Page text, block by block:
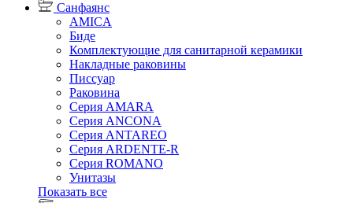
Санфаянс
AMICA
Биде
Комплектующие для санитарной керамики
Накладные раковины
Писсуар
Раковина
Серия AMARA
Серия ANCONA
Серия ANTAREO
Серия ARDENTE-R
Серия ROMANO
Унитазы
Показать все